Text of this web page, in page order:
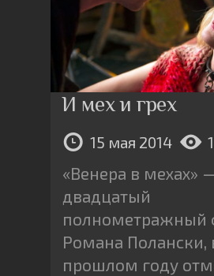
И мех и грех
15 мая 2014
«Венера в мехах»
двадцатый
полнометражный
Романа Полански,
прошлом году